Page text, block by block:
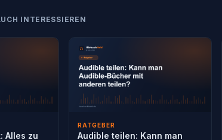
INTERESSIEREN
Alles zu
RATGEBER
Audible teilen: Kann man